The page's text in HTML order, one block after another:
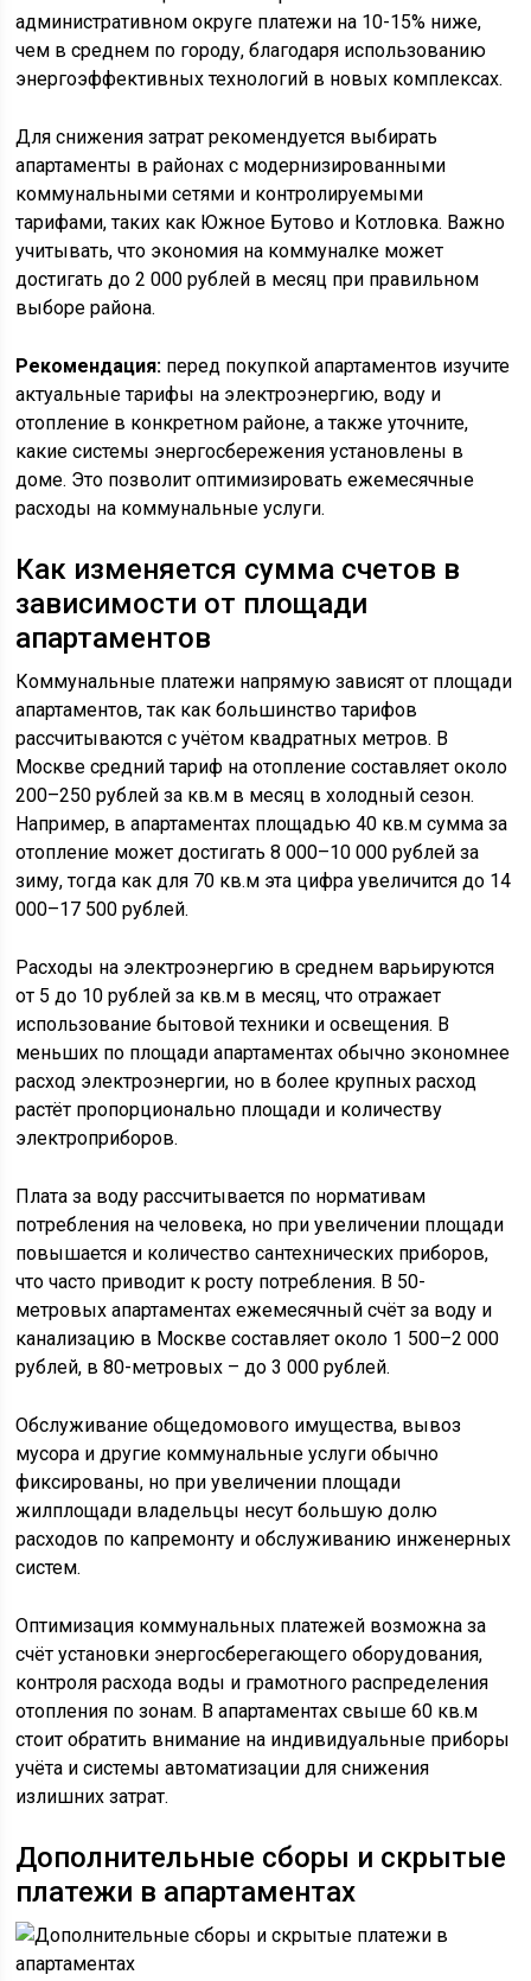
административном округе платежи на 10-15% ниже,
чем в среднем по городу, благодаря использованию
энергоэффективных технологий в новых комплексах.
Для снижения затрат рекомендуется выбирать
апартаменты в районах с модернизированными
коммунальными сетями и контролируемыми
тарифами, таких как Южное Бутово и Котловка. Важно
учитывать, что экономия на коммуналке может
достигать до 2 000 рублей в месяц при правильном
выборе района.
Рекомендация: перед покупкой апартаментов изучите
актуальные тарифы на электроэнергию, воду и
отопление в конкретном районе, а также уточните,
какие системы энергосбережения установлены в
доме. Это позволит оптимизировать ежемесячные
расходы на коммунальные услуги.
Как изменяется сумма счетов в
зависимости от площади
апартаментов
Коммунальные платежи напрямую зависят от площади
апартаментов, так как большинство тарифов
рассчитываются с учётом квадратных метров. В
Москве средний тариф на отопление составляет около
200–250 рублей за кв.м в месяц в холодный сезон.
Например, в апартаментах площадью 40 кв.м сумма за
отопление может достигать 8 000–10 000 рублей за
зиму, тогда как для 70 кв.м эта цифра увеличится до 14
000–17 500 рублей.
Расходы на электроэнергию в среднем варьируются
от 5 до 10 рублей за кв.м в месяц, что отражает
использование бытовой техники и освещения. В
меньших по площади апартаментах обычно экономнее
расход электроэнергии, но в более крупных расход
растёт пропорционально площади и количеству
электроприборов.
Плата за воду рассчитывается по нормативам
потребления на человека, но при увеличении площади
повышается и количество сантехнических приборов,
что часто приводит к росту потребления. В 50-
метровых апартаментах ежемесячный счёт за воду и
канализацию в Москве составляет около 1 500–2 000
рублей, в 80-метровых – до 3 000 рублей.
Обслуживание общедомового имущества, вывоз
мусора и другие коммунальные услуги обычно
фиксированы, но при увеличении площади
жилплощади владельцы несут большую долю
расходов по капремонту и обслуживанию инженерных
систем.
Оптимизация коммунальных платежей возможна за
счёт установки энергосберегающего оборудования,
контроля расхода воды и грамотного распределения
отопления по зонам. В апартаментах свыше 60 кв.м
стоит обратить внимание на индивидуальные приборы
учёта и системы автоматизации для снижения
излишних затрат.
Дополнительные сборы и скрытые
платежи в апартаментах